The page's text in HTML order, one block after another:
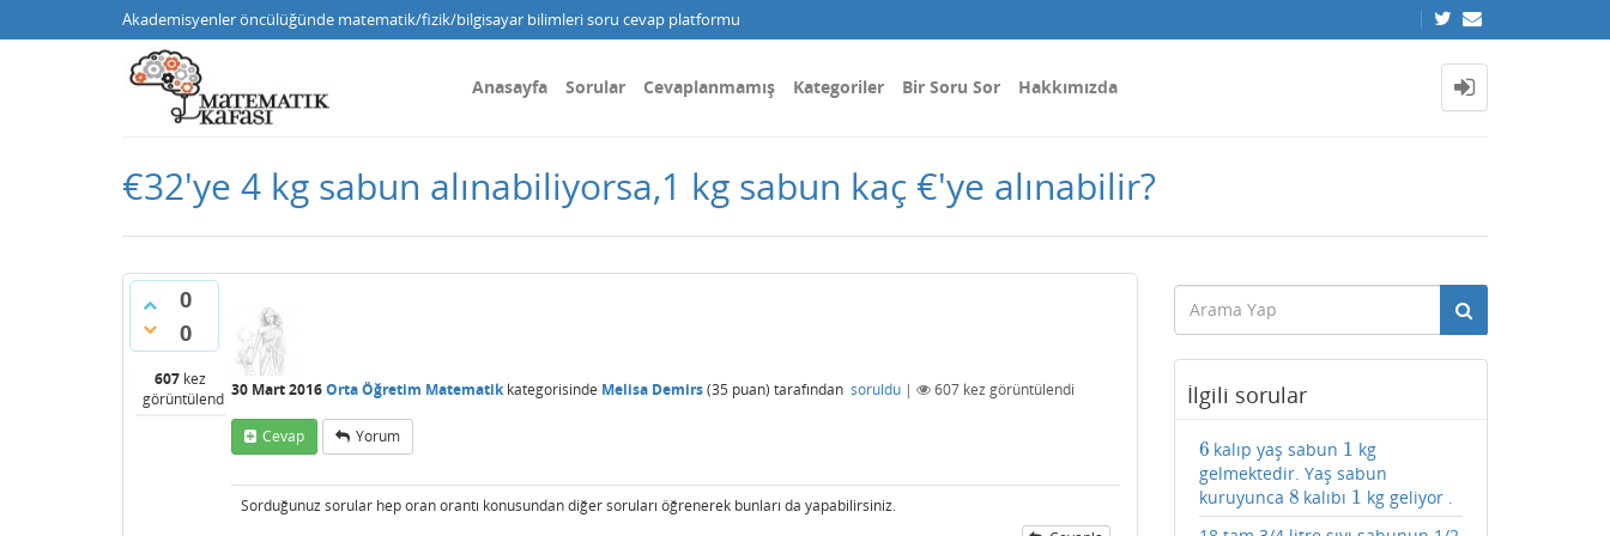
Akademisyenler öncülüğünde matematik/fizik/bilgisayar bilimleri soru cevap platformu
Anasayfa Sorular Cevaplanmamış Kategoriler Bir Soru Sor Hakkımızda
€32'ye 4 kg sabun alınabiliyorsa,1 kg sabun kaç €'ye alınabilir?
0
0
607 kez
görüntülendi 30 Mart 2016Orta Öğretim Matematikkategorisinde Melisa Demirs(35 puan) tarafından soruldu | 607 kez görüntülendi
Cevap Yorum
Sorduğunuz sorular hep oran orantı konusundan diğer soruları öğrenerek bunları da yapabilirsiniz.
İlgili sorular
6
6 kalıp yaş sabun 1
1 kg
gelmektedir. Yaş sabun
kuruyunca 8
8 kalıbı 1
1 kg geliyor .